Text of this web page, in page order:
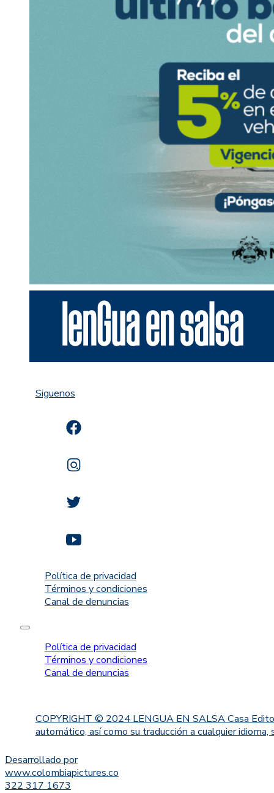
Siguenos
Política de privacidad
Términos y condiciones
Canal de denuncias
Política de privacidad
Términos y condiciones
Canal de denuncias
COPYRIGHT © 2024 LENGUA EN SALSA Casa
automático, así como su traducción a cualquier
Desarrollado por
www.colombiapictures.co
322 317 1673